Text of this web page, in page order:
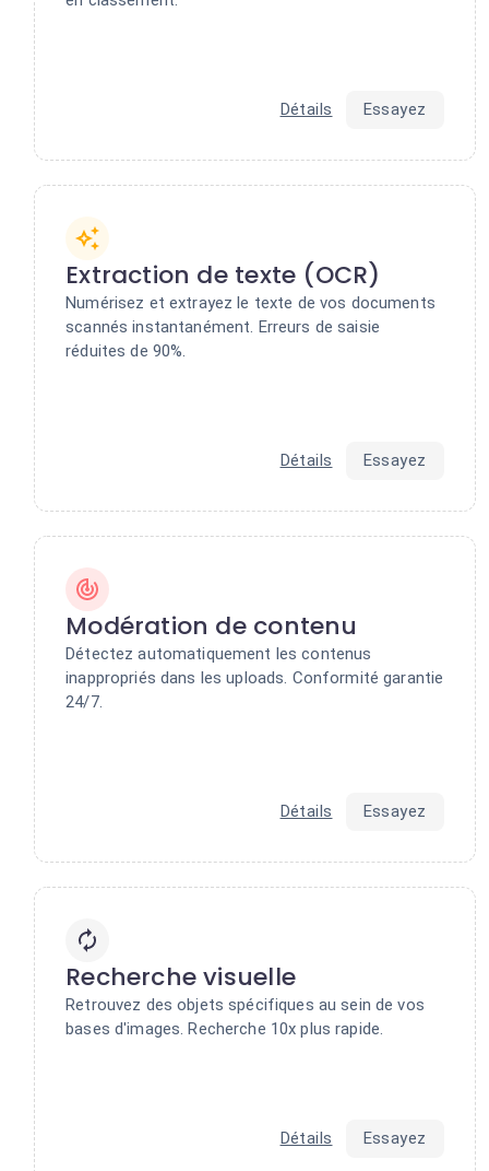
Détails Essayez
Extraction de texte (OCR)
Numérisez et extrayez le texte de vos documents
scannés instantanément. Erreurs de saisie
réduites de 90%.
Détails Essayez
Modération de contenu
Détectez automatiquement les contenus
inappropriés dans les uploads. Conformité garantie
24/7.
Détails Essayez
Recherche visuelle
Retrouvez des objets spécifiques au sein de vos
bases d'images. Recherche 10x plus rapide.
Détails Essayez